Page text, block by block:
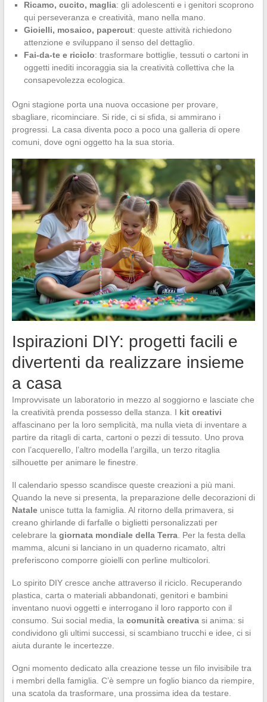
Ricamo, cucito, maglia: gli adolescenti e i genitori scoprono
qui perseveranza e creatività, mano nella mano.
Gioielli, mosaico, papercut: queste attività richiedono
attenzione e sviluppano il senso del dettaglio.
Fai-da-te e riciclo: trasformare bottiglie, tessuti o cartoni in
oggetti inediti incoraggia sia la creatività collettiva che la
consapevolezza ecologica.
Ogni stagione porta una nuova occasione per provare,
sbagliare, ricominciare. Si ride, ci si sfida, si ammirano i
progressi. La casa diventa poco a poco una galleria di opere
comuni, dove ogni oggetto ha la sua storia.
Ispirazioni DIY: progetti facili e
divertenti da realizzare insieme
a casa
Improvvisate un laboratorio in mezzo al soggiorno e lasciate che
la creatività prenda possesso della stanza. I kit creativi
affascinano per la loro semplicità, ma nulla vieta di inventare a
partire da ritagli di carta, cartoni o pezzi di tessuto. Uno prova
con l’acquerello, l’altro modella l’argilla, un terzo ritaglia
silhouette per animare le finestre.
Il calendario spesso scandisce queste creazioni a più mani.
Quando la neve si presenta, la preparazione delle decorazioni di
Nataleunisce tutta la famiglia. Al ritorno della primavera, si
creano ghirlande di farfalle o biglietti personalizzati per
celebrare la giornata mondiale della Terra. Per la festa della
mamma, alcuni si lanciano in un quaderno ricamato, altri
preferiscono comporre gioielli con perline multicolori.
Lo spirito DIY cresce anche attraverso il riciclo. Recuperando
plastica, carta o materiali abbandonati, genitori e bambini
inventano nuovi oggetti e interrogano il loro rapporto con il
consumo. Sui social media, la comunità creativasi anima: si
condividono gli ultimi successi, si scambiano trucchi e idee, ci si
aiuta durante le incertezze.
Ogni momento dedicato alla creazione tesse un filo invisibile tra
i membri della famiglia. C’è sempre un foglio bianco da riempire,
una scatola da trasformare, una prossima idea da testare.